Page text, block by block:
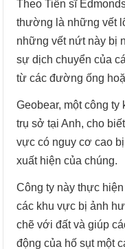
Theo Tiến sĩ
thường là những vết
những vết nứt này bị
sự dịch chuyển của
từ các đường ống
Geobear, một công ty
trụ sở tại Anh, cho
vực có nguy cơ cao
xuất hiện của chúng.
Công ty này thực
các khu vực bị ảnh
chẽ với đất và giúp
động của hố sụt một